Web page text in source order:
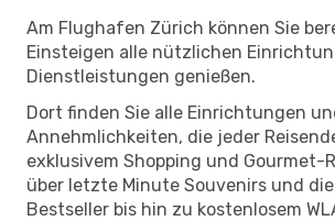
Am Flughafen Zürich können Sie
Einsteigen alle nützlichen
Dienstleistungen genießen.
Dort finden Sie alle Einrichtungen
Annehmlichkeiten, die jeder
exklusivem Shopping und Gourmet-
über letzte Minute Souvenirs und
Bestseller bis hin zu kostenlosem